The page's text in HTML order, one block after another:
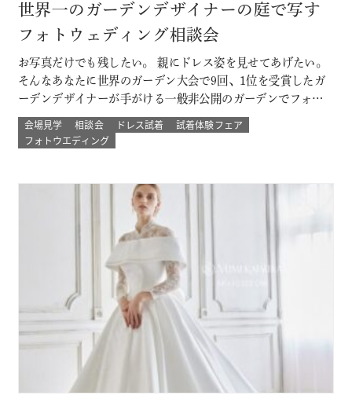
世界一のガーデンデザイナーの庭で写す
フォトウェディング相談会
お写真だけでも残したい。 親にドレス姿を見せてあげたい。
そんなあなたに世界のガーデン大会で9回、1位を受賞したガ
ーデンデザイナーが手がける一般非公開のガーデンでフォト
ウェディング。 プロのカメラマンと一緒に 二人以外は誰もい
ない こだわりのプライベートガーデンでのウェディングフォ
会場見学 相談会 ドレス試着
試着体験フェア
フォトウエディング